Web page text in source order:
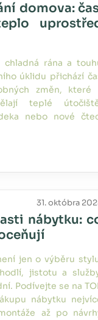
domova:
rána a
úklidu přichází
změn, které
teplé
nebo nové
31. októbra
nábytku:
jen o výběru
jistotu a
Podívejte se na
nábytku
až po